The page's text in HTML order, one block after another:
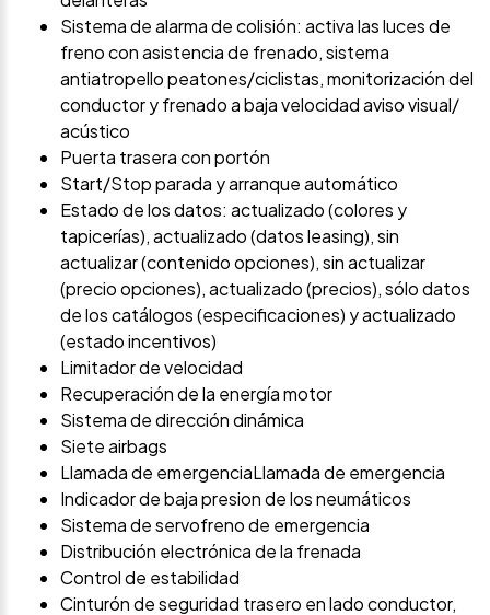
Sistema de alarma de colisión: activa las luces de
freno con asistencia de frenado, sistema
antiatropello peatones/ciclistas, monitorización del
conductor y frenado a baja velocidad aviso visual/
acústico
Puerta trasera con portón
Start/Stop parada y arranque automático
Estado de los datos: actualizado (colores y
tapicerías), actualizado (datos leasing), sin
actualizar (contenido opciones), sin actualizar
(precio opciones), actualizado (precios), sólo datos
de los catálogos (especificaciones) y actualizado
(estado incentivos)
Limitador de velocidad
Recuperación de la energía motor
Sistema de dirección dinámica
Siete airbags
Llamada de emergenciaLlamada de emergencia
Indicador de baja presion de los neumáticos
Sistema de servofreno de emergencia
Distribución electrónica de la frenada
Control de estabilidad
Cinturón de seguridad trasero en lado conductor,